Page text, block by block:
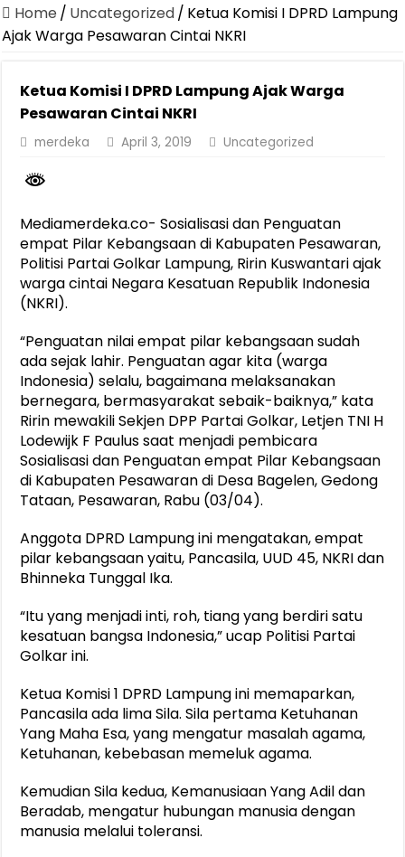
Pemprov Lampung Berhasil Kendalikan Inflasi, Jadi Provinsi
Dirut Jasa Raharja Dampingi Wamenhub Tinjau Penanganan
Dirut Jasa Raharja Dampingi Wamenhub Tinjau Penanganan
Jasa Raharja Jamin Seluruh Korban Kebakaran KM Mutiara
Gubernur Mirza Ajak IAI Darul Fattah Cetak SDM Adaptif
Purnama Wulan Sari Mirza Buka SiSeSa Roadshow Lampung
Home / Uncategorized/ Ketua Komisi I DPRD Lampung
Ajak Warga Pesawaran Cintai NKRI
Ketua Komisi I DPRD Lampung Ajak Warga
Pesawaran Cintai NKRI
merdeka April 3, 2019 Uncategorized
Mediamerdeka.co- Sosialisasi dan Penguatan
empat Pilar Kebangsaan di Kabupaten Pesawaran,
Politisi Partai Golkar Lampung, Ririn Kuswantari ajak
warga cintai Negara Kesatuan Republik Indonesia
(NKRI).
“Penguatan nilai empat pilar kebangsaan sudah
ada sejak lahir. Penguatan agar kita (warga
Indonesia) selalu, bagaimana melaksanakan
bernegara, bermasyarakat sebaik-baiknya,” kata
Ririn mewakili Sekjen DPP Partai Golkar, Letjen TNI H
Lodewijk F Paulus saat menjadi pembicara
Sosialisasi dan Penguatan empat Pilar Kebangsaan
di Kabupaten Pesawaran di Desa Bagelen, Gedong
Tataan, Pesawaran, Rabu (03/04).
Anggota DPRD Lampung ini mengatakan, empat
pilar kebangsaan yaitu, Pancasila, UUD 45, NKRI dan
Bhinneka Tunggal Ika.
“Itu yang menjadi inti, roh, tiang yang berdiri satu
kesatuan bangsa Indonesia,” ucap Politisi Partai
Golkar ini.
Ketua Komisi 1 DPRD Lampung ini memaparkan,
Pancasila ada lima Sila. Sila pertama Ketuhanan
Yang Maha Esa, yang mengatur masalah agama,
Ketuhanan, kebebasan memeluk agama.
Kemudian Sila kedua, Kemanusiaan Yang Adil dan
Beradab, mengatur hubungan manusia dengan
manusia melalui toleransi.